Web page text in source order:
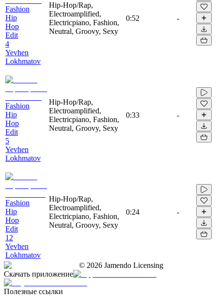
Fashion
Hip
Hop
Edit
4
Yevhen
Lokhmatov
Hip-Hop/Rap,
Electroamplified,
Electricpiano, Fashion,
Neutral, Groovy, Sexy
0:52 -
Fashion
Hip
Hop
Edit
5
Yevhen
Lokhmatov
Hip-Hop/Rap,
Electroamplified,
Electricpiano, Fashion,
Neutral, Groovy, Sexy
0:33 -
Fashion
Hip
Hop
Edit
12
Yevhen
Lokhmatov
Hip-Hop/Rap,
Electroamplified,
Electricpiano, Fashion,
Neutral, Groovy, Sexy
0:24 -
© 2026 Jamendo Licensing
Скачать приложение
Полезные ссылки